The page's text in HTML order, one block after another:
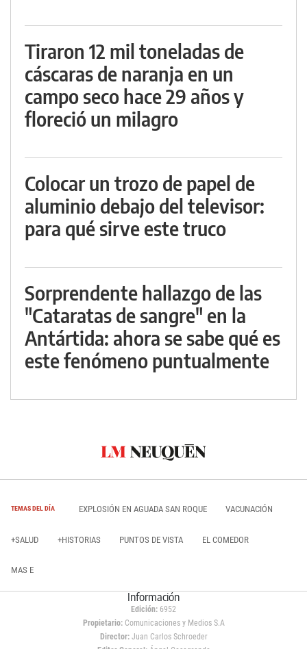
Tiraron 12 mil toneladas de
cáscaras de naranja en un
campo seco hace 29 años y
floreció un milagro
Colocar un trozo de papel de
aluminio debajo del televisor:
para qué sirve este truco
Sorprendente hallazgo de las
"Cataratas de sangre" en la
Antártida: ahora se sabe qué es
este fenómeno puntualmente
TEMAS DEL DÍA EXPLOSIÓN EN AGUADA SAN ROQUE VACUNACIÓN
+SALUD +HISTORIAS PUNTOS DE VISTA EL COMEDOR
MAS E
Información
Edición: 6952
Propietario:Comunicaciones y Medios S.A
Director: Juan Carlos Schroeder